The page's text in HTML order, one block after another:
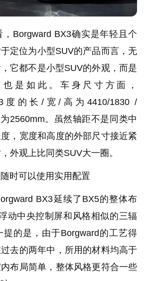
Borgward BX3确实是年轻且个
定位为小型SUV的产品而言，无
它都不是小型SUV的外观，而是
也是如此。车身尺寸方面，
3度的长/宽/高为4410/1830 /
2560mm。虽然轴距不是同类中
，宽度和高度的外部尺寸接近紧
外观上比同类SUV大一圈。
时可以使用实用配置
BX3延续了BX5的整体布
动中央控制屏和风格相似的三辐
提的是，由于Borgward的工艺得
去的两年中，所用的材料均高于
布局简单，整体风格更符合一些